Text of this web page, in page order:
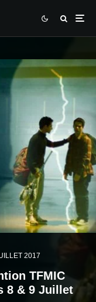
2017
TFMIC
8 & 9 Juillet